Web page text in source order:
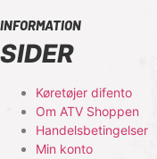
INFORMATION
SIDER
Køretøjer difento
Om ATV Shoppen
Handelsbetingelser
Min konto